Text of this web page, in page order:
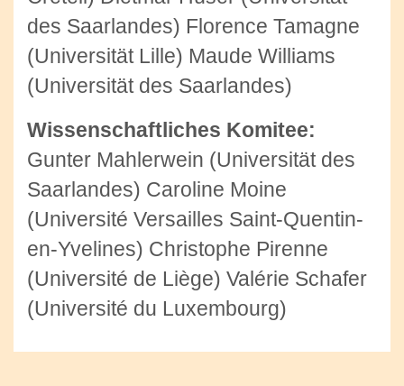
des Saarlandes) Florence Tamagne
(Universität Lille) Maude Williams
(Universität des Saarlandes)
Wissenschaftliches Komitee:
Gunter Mahlerwein (Universität des
Saarlandes) Caroline Moine
(Université Versailles Saint-Quentin-
en-Yvelines) Christophe Pirenne
(Université de Liège) Valérie Schafer
(Université du Luxembourg)